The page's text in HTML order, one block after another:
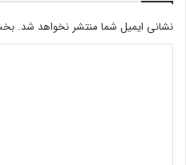
رافع گفت: در کنار آن فرش
نشانی ایمیل شما منتشر نخواهد شد.